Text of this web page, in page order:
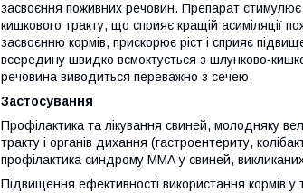
засвоєння поживних речовин. Препарат
кишкового тракту, що сприяє кращій асиміляції
засвоєнню кормів, прискорює ріст і сприяє
всередину швидко всмоктується з шлунково-
речовина виводиться переважно з сечею.
Застосування
Профілактика та лікування свиней, молодняку
тракту і органів дихання (гастроентериту,
профілактика синдрому ММА у свиней,
Підвищення ефективності використання кормів у